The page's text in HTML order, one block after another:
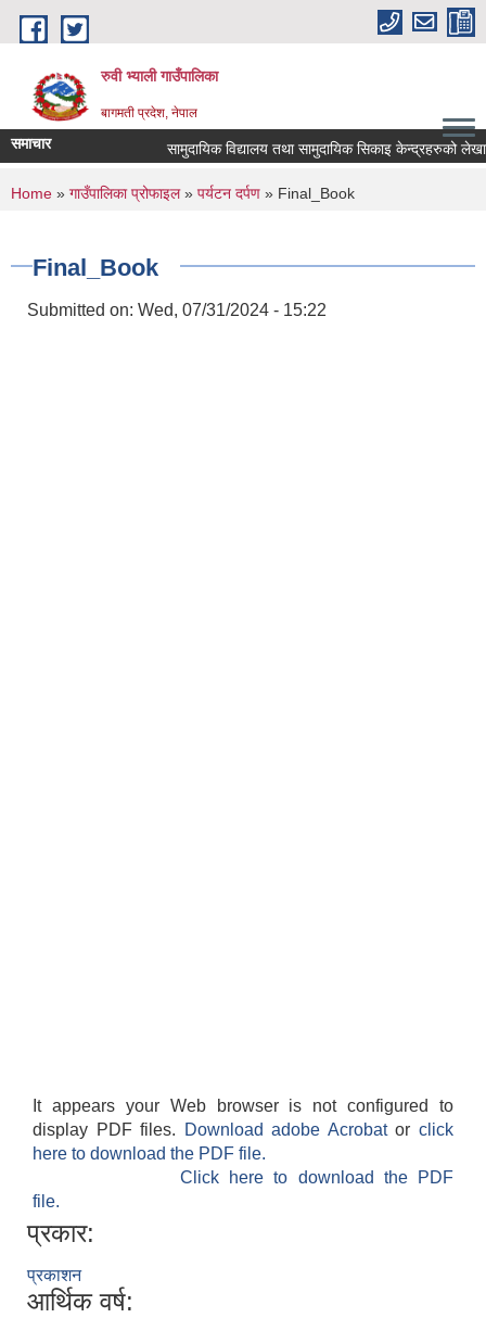
Skip to main content
रुवी भ्याली गाउँपालिका
बागमती प्रदेश, नेपाल
समाचार सामुदायिक विद्यालय तथा सामुदायिक सिकाइ केन्द्रहरुको
You are here
Home » गाउँपालिका प्रोफाइल» पर्यटन दर्पण » Final_Book
Final_Book
Submitted on: Wed, 07/31/2024 - 15:22
It appears your Web browser is not configured to
display PDF files.
Download adobe Acrobatorclick
here to download the PDF file.
Click here to download the PDF
file.
प्रकार:
प्रकाशन
आर्थिक वर्ष: